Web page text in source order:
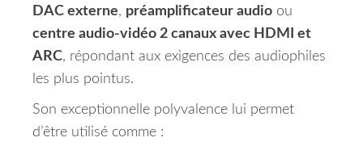
DAC externe, préamplificateur audio ou
centre audio-vidéo 2 canaux avec HDMI et
ARC, répondant aux exigences des audiophiles
les plus pointus.
Son exceptionnelle polyvalence lui permet
d’être utilisé comme :